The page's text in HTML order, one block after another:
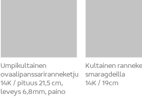
Umpikultainen
ovaalipanssariranneketju
14K / pituus 21,5 cm,
leveys 6,8mm, paino
Kultainen
smaragdeilla
14K / 19cm